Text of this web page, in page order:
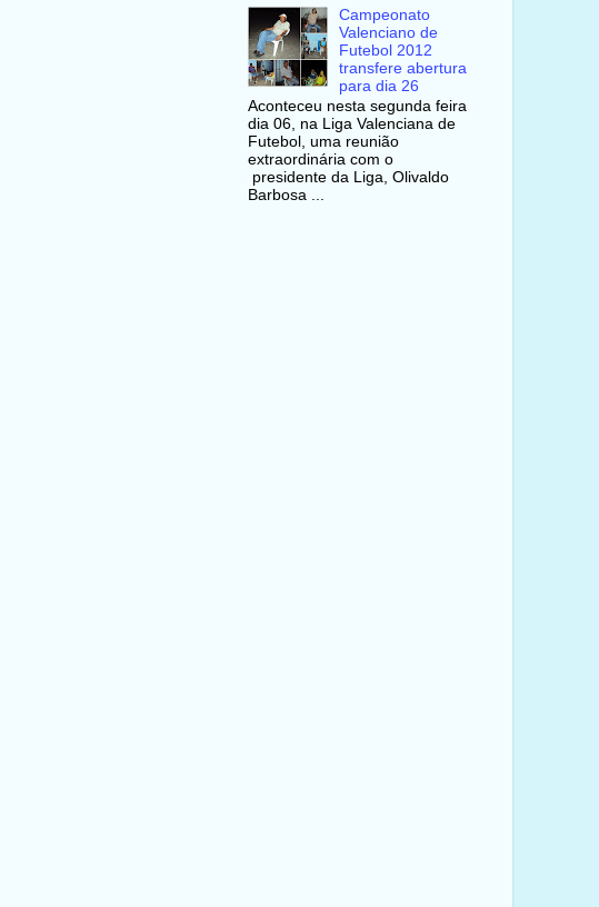
Campeonato
Valenciano de
Futebol 2012
transfere abertura
para dia 26
Aconteceu nesta segunda feira
dia 06, na Liga Valenciana de
Futebol, uma reunião
extraordinária com o
presidente da Liga, Olivaldo
Barbosa ...